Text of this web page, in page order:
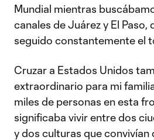
Mundial mientras
canales de Juárez y El Paso,
seguido constantemente el
Cruzar a Estados Unidos
extraordinario para mi
miles de personas en esta
significaba vivir entre dos
y dos culturas que convivían